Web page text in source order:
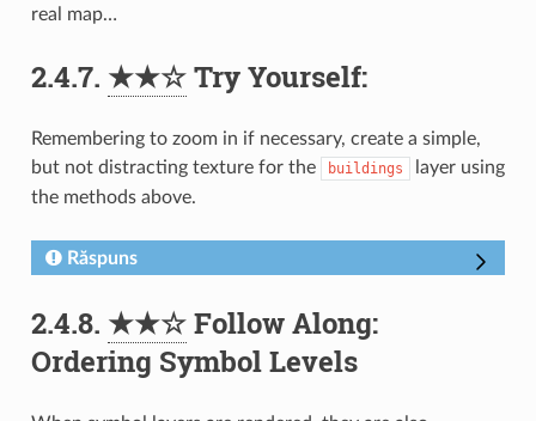
real map…
2.4.7. ★★☆Try Yourself:
Remembering to zoom in if necessary, create a simple,
but not distracting texture for the
buildings
layer using
the methods above.
Răspuns
2.4.8. ★★☆Follow Along:
Ordering Symbol Levels